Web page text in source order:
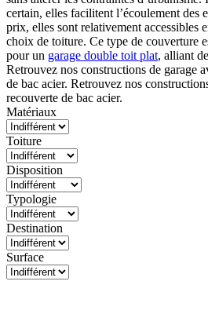
certain, elles facilitent l’écoulement des
prix, elles sont relativement accessibles
choix de toiture. Ce type de couverture
pour un garage double toit plat, alliant
Retrouvez nos constructions de garage
de bac acier. Retrouvez nos
recouverte de bac acier.
Matériaux
Toiture
Disposition
Typologie
Destination
Surface